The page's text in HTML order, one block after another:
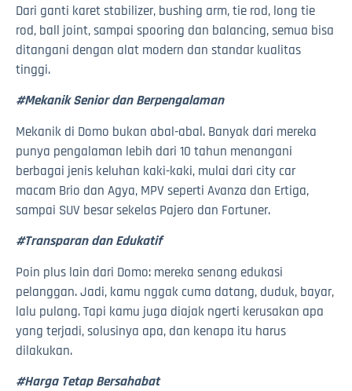
Dari ganti karet stabilizer, bushing arm, tie rod, long tie
rod, ball joint, sampai spooring dan balancing, semua bisa
ditangani dengan alat modern dan standar kualitas
tinggi.
#Mekanik Senior dan Berpengalaman
Mekanik di Domo bukan abal-abal. Banyak dari mereka
punya pengalaman lebih dari 10 tahun menangani
berbagai jenis keluhan kaki-kaki, mulai dari city car
macam Brio dan Agya, MPV seperti Avanza dan Ertiga,
sampai SUV besar sekelas Pajero dan Fortuner.
#Transparan dan Edukatif
Poin plus lain dari Domo: mereka senang edukasi
pelanggan. Jadi, kamu nggak cuma datang, duduk, bayar,
lalu pulang. Tapi kamu juga diajak ngerti kerusakan apa
yang terjadi, solusinya apa, dan kenapa itu harus
dilakukan.
#Harga Tetap Bersahabat